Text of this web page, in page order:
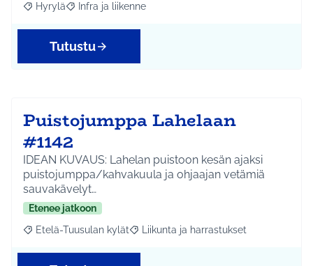
Rajaa tulokset aihepiirin mukaan: Hyrylä
Hyrylä Rajaa tulokset teeman mukaan: Infra ja liikenne
Infra ja liikenne
Tutustu
Puistojumppa Lahelaan
#1142
IDEAN KUVAUS: Lahelan puistoon kesän ajaksi
puistojumppa/kahvakuula ja ohjaajan vetämiä
sauvakävelyt…
Etenee jatkoon
Rajaa tulokset aihepiirin mukaan: Etelä-Tuusulan kylät
Etelä-Tuusulan kylät Rajaa tulokset teeman mukaan:
Liikunta ja harrastukset